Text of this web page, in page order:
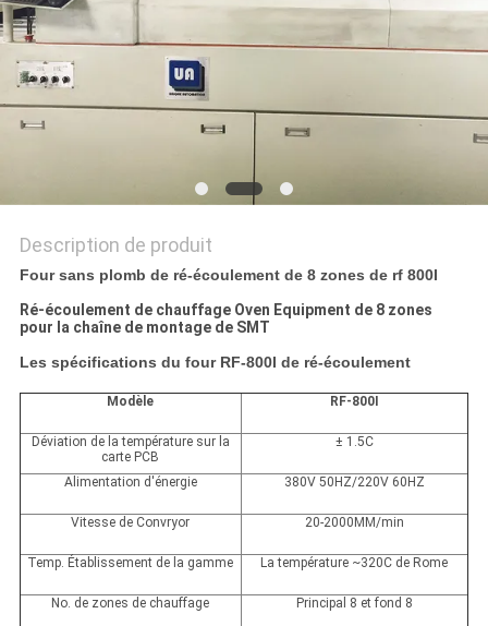
PRIVACY
POLICY
Description de produit
Four sans plomb de ré-écoulement de 8 zones de rf 800I
Ré-écoulement de chauffage Oven Equipment de 8 zones
pour la chaîne de montage de SMT
Les spécifications du four RF-800I de ré-écoulement
Modèle RF-800I
Déviation de la température sur la
carte PCB
± 1.5C
Alimentation d'énergie 380V 50HZ/220V 60HZ
Vitesse de Convryor 20-2000MM/min
Temp. Établissement de la gamme La température ~320C de Rome
No. de zones de chauffage Principal 8 et fond 8